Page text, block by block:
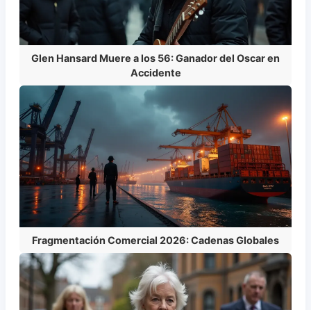
Glen Hansard Muere a los 56: Ganador del Oscar en
Accidente
Fragmentación Comercial 2026: Cadenas Globales